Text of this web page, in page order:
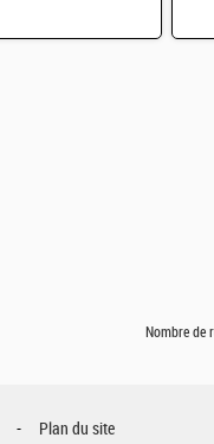
Nombre de
Plan du site